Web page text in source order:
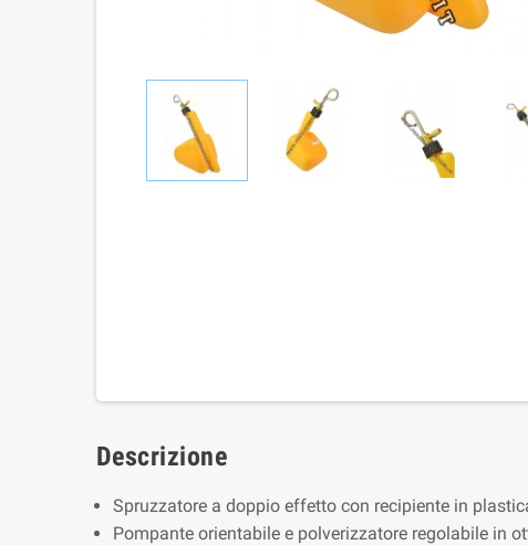
Descrizione
Spruzzatore a doppio effetto con recipiente in
Pompante orientabile e polverizzatore regolabile in